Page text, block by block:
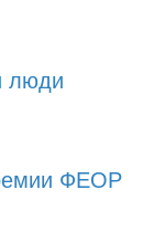
люди
ФЕОР